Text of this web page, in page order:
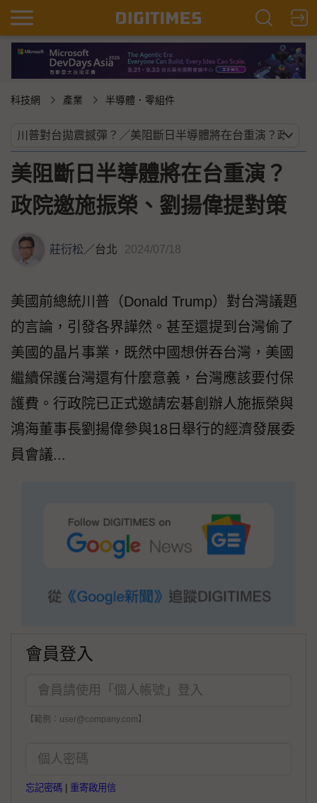
科技網 產業 半導體．零組件
美阻斷日半導體將在台重演？
政院邀施振榮、劉揚偉提對策
莊衍松／台北 2024/07/18
美國前總統川普（Donald Trump）對台灣議題
的言論，引發各界譁然。甚至還提到台灣偷了
美國的晶片事業，既然中國想併吞台灣，美國
繼續保護台灣還有什麼意義，台灣應該要付保
護費。行政院已正式邀請宏碁創辦人施振榮與
鴻海董事長劉揚偉參與18日舉行的經濟發展委
員會議...
會員登入
【範例：user@company.com】
忘記密碼 重寄啟用信